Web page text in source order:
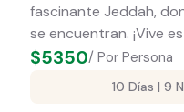
fascinante Jeddah,
se encuentran. ¡Vive
$5350/ Por Persona
10 Días | 9